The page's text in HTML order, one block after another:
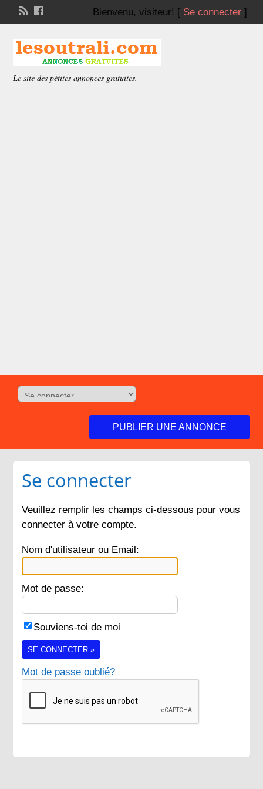
Bienvenu, visiteur! [ Se connecter]
Le site des pétites annonces gratuites.
PUBLIER UNE ANNONCE
Se connecter
Veuillez remplir les champs ci-dessous pour vous
connecter à votre compte.
Nom d'utilisateur ou Email:
Mot de passe:
Souviens-toi de moi
SE CONNECTER »
Mot de passe oublié?